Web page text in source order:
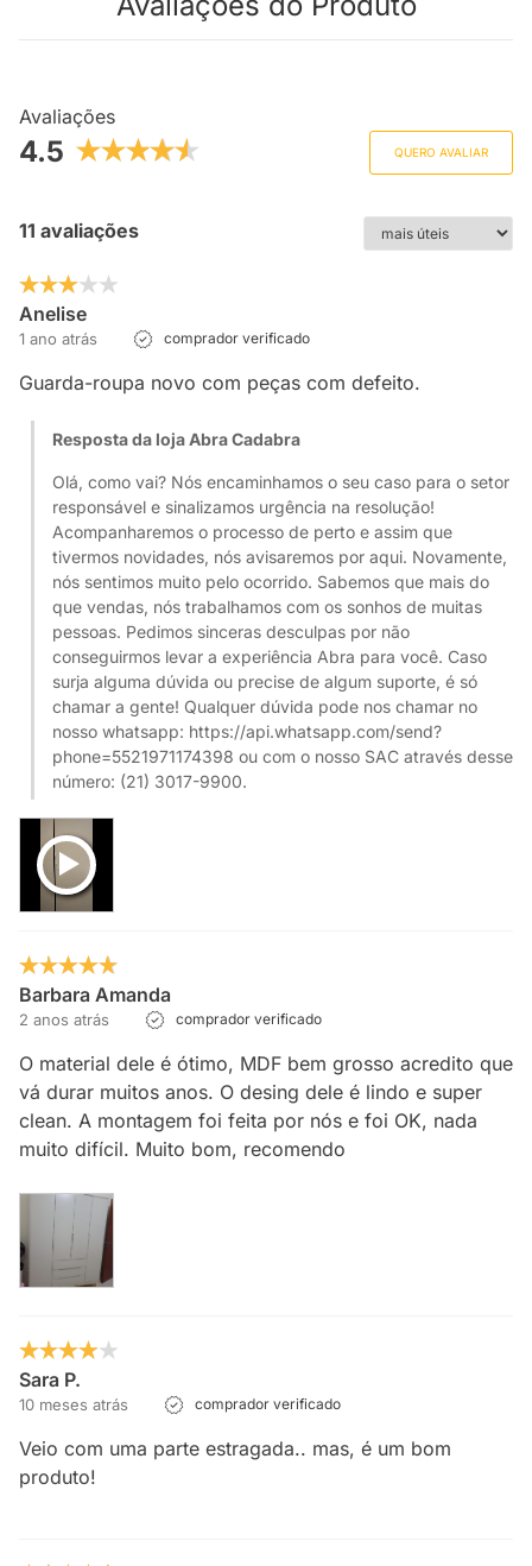
Avaliações
4.5 QUERO AVALIAR
11 avaliações
Anelise
1 ano atrás comprador verificado
Guarda-roupa novo com peças com defeito.
Resposta da loja Abra Cadabra
Olá, como vai? Nós encaminhamos o seu caso para o setor
responsável e sinalizamos urgência na resolução!
Acompanharemos o processo de perto e assim que
tivermos novidades, nós avisaremos por aqui. Novamente,
nós sentimos muito pelo ocorrido. Sabemos que mais do
que vendas, nós trabalhamos com os sonhos de muitas
pessoas. Pedimos sinceras desculpas por não
conseguirmos levar a experiência Abra para você. Caso
surja alguma dúvida ou precise de algum suporte, é só
chamar a gente! Qualquer dúvida pode nos chamar no
nosso whatsapp: https://api.whatsapp.com/send?
phone=5521971174398 ou com o nosso SAC através desse
número: (21) 3017-9900.
Barbara Amanda
2 anos atrás comprador verificado
O material dele é ótimo, MDF bem grosso acredito que
vá durar muitos anos. O desing dele é lindo e super
clean. A montagem foi feita por nós e foi OK, nada
muito difícil. Muito bom, recomendo
Sara P.
10 meses atrás comprador verificado
Veio com uma parte estragada.. mas, é um bom
produto!